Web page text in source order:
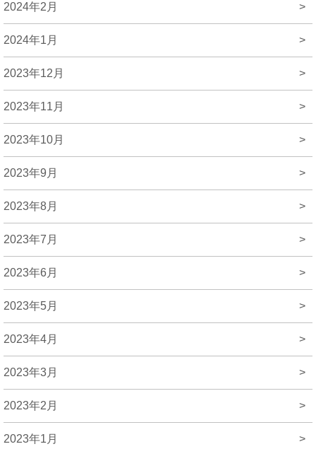
2024年2月 >
2024年1月 >
2023年12月 >
2023年11月 >
2023年10月 >
2023年9月 >
2023年8月 >
2023年7月 >
2023年6月 >
2023年5月 >
2023年4月 >
2023年3月 >
2023年2月 >
2023年1月 >